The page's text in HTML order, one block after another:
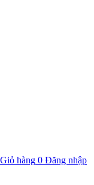
Giỏ hàng 0 Đăng nhập